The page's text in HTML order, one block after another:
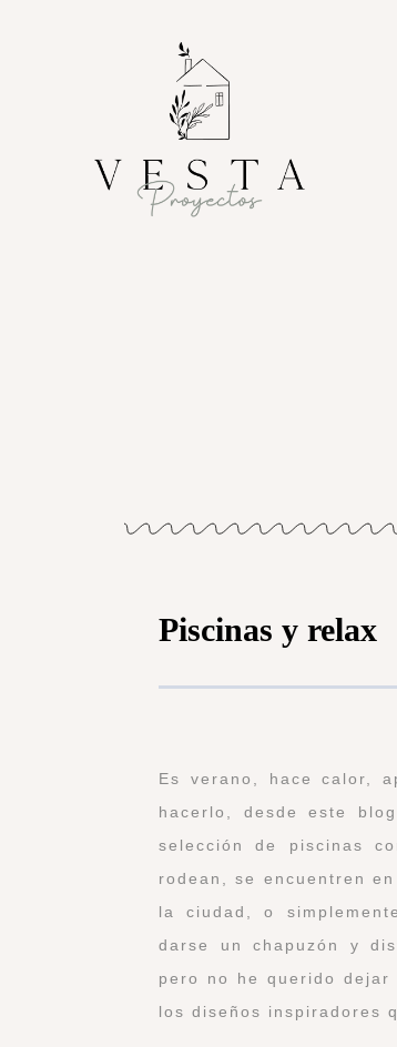
Piscinas y relax
Es verano, hace calor,
hacerlo, desde este
selección de piscinas
rodean, se encuentren
la ciudad, o
darse un chapuzón y
pero no he querido
los diseños inspiradores